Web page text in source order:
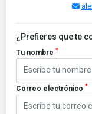
¿Prefieres que te
Tu nombre *
Correo electrónico *